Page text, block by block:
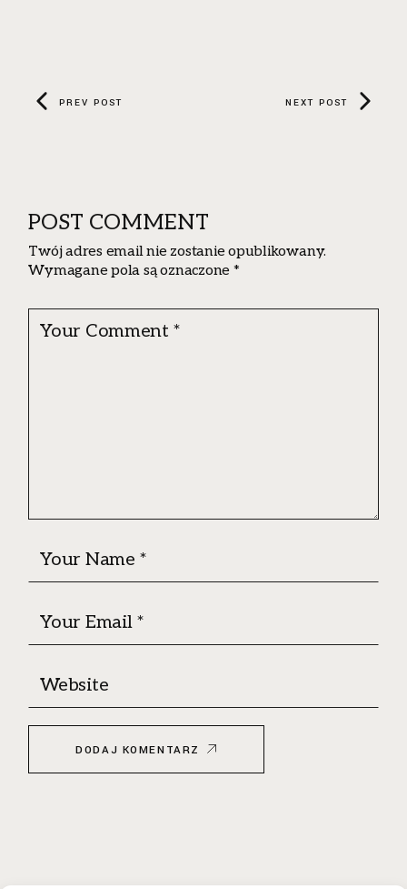
PREV POST NEXT POST
POST COMMENT
Twój adres email nie zostanie opublikowany.
Wymagane pola są oznaczone *
DODAJ KOMENTARZ